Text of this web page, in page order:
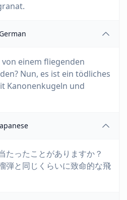
German
einem fliegenden
Nun, es ist ein tödliches
Kanonenkugeln und
たったことがありますか？
弾と同じくらいに致命的な飛